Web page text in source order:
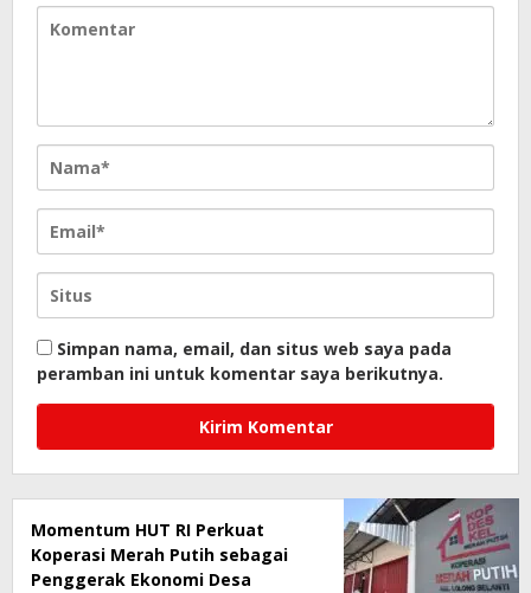
Simpan nama, email, dan situs web saya pada
peramban ini untuk komentar saya berikutnya.
Momentum HUT RI Perkuat
Koperasi Merah Putih sebagai
Penggerak Ekonomi Desa